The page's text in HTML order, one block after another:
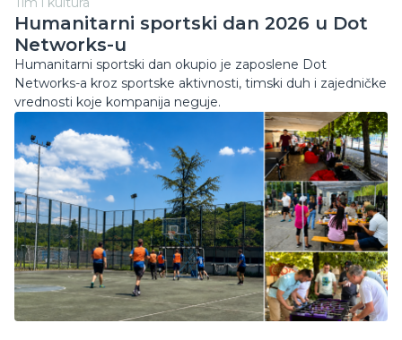
Humanitarni sportski dan 2026 u Dot
Networks-u
Humanitarni sportski dan okupio je zaposlene Dot
Networks-a kroz sportske aktivnosti, timski duh i zajedničke
vrednosti koje kompanija neguje.